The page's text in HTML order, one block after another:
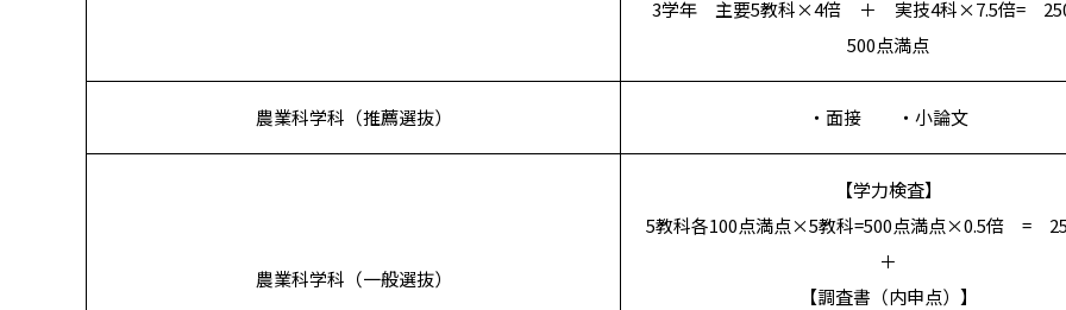
3学年 主要5教科×4倍 ＋ 実技4科×7.5倍=
500点満点
農業科学科（推薦選抜） ・面接 ・小論文
農業科学科（一般選抜）
【学力検査】
5教科各100点満点×5教科=500点満点×0.5倍 =
＋
【調査書（内申点）】